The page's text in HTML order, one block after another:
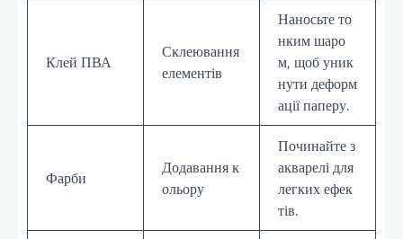
Клей ПВА
Склеювання
елементів
Наносьте то
нким шаро
м, щоб уник
нути деформ
ації паперу.
Фарби
Додавання к
ольору
Починайте з
акварелі для
легких ефек
тів.